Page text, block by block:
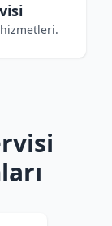
hizmetleri.